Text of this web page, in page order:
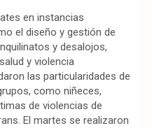
en instancias
el diseño y gestión de
y desalojos,
y violencia
las particularidades de
como niñeces,
de violencias de
El martes se realizaron